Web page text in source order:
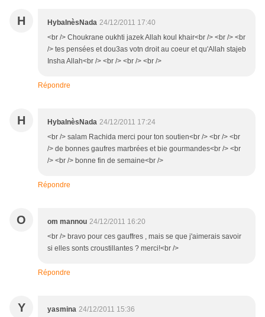
H HybaInèsNada 24/12/2011 17:40
<br /> Choukrane oukhti jazek Allah koul khair<br /> <br /> <br
/> tes pensées et dou3as votn droit au coeur et qu'Allah stajeb
Insha Allah<br /> <br /> <br /> <br />
Répondre
H HybaInèsNada 24/12/2011 17:24
<br /> salam Rachida merci pour ton soutien<br /> <br /> <br
/> de bonnes gaufres marbrées et bie gourmandes<br /> <br
/> <br /> bonne fin de semaine<br />
Répondre
O om mannou 24/12/2011 16:20
<br /> bravo pour ces gauffres , mais se que j'aimerais savoir
si elles sonts croustillantes ? merci!<br />
Répondre
Y yasmina 24/12/2011 15:36